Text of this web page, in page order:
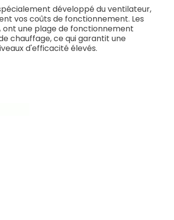
développé du ventilateur,
vos coûts de fonctionnement. Les
ont une plage de fonctionnement
chauffage, ce qui garantit une
d'efficacité élevés.